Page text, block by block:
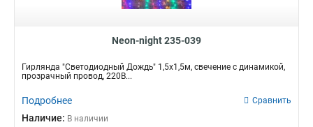
Neon-night 235-039
Гирлянда "Светодиодный Дождь" 1,5х1,5м, свечение с динамикой,
прозрачный провод, 220В...
Подробнее Сравнить
Наличие: В наличии